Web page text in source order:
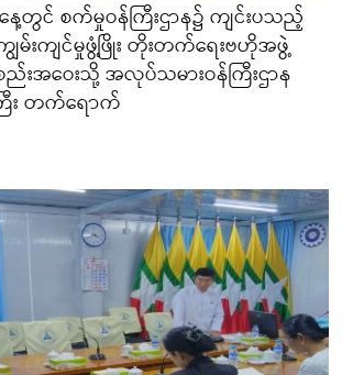
နေ့တွင် စက်မှုဝန်ကြီးဌာန၌ ကျင်းပသည့်
းကျင်မှုဖွံ့ဖြိုး တိုးတက်ရေးဗဟိုအဖွဲ့
းအဝေးသို့ အလုပ်သမားဝန်ကြီးဌာန
း တက်ရောက်